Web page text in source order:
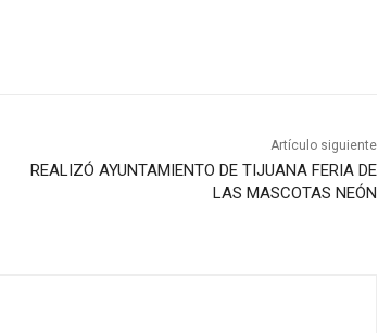
Artículo siguiente
REALIZÓ AYUNTAMIENTO DE TIJUANA FERIA DE
LAS MASCOTAS NEÓN